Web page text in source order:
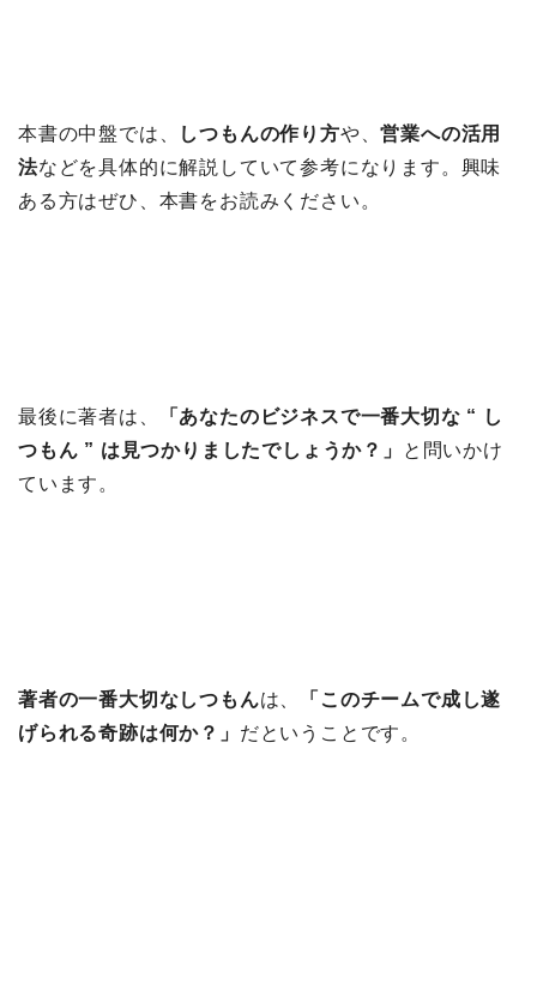
本書の中盤では、 しつもんの作り方や、営業への活用
法などを具体的に解説していて参考になります。興味
ある方はぜひ、本書をお読みください。
最後に著者は、
「あなたのビジネスで一番大切な “ し
つもん ” は見つかりましたでしょうか？」
と問いかけ
ています。
著者の一番大切なしつもんは、
「このチームで成し遂
げられる奇跡は何か？」 だということです。